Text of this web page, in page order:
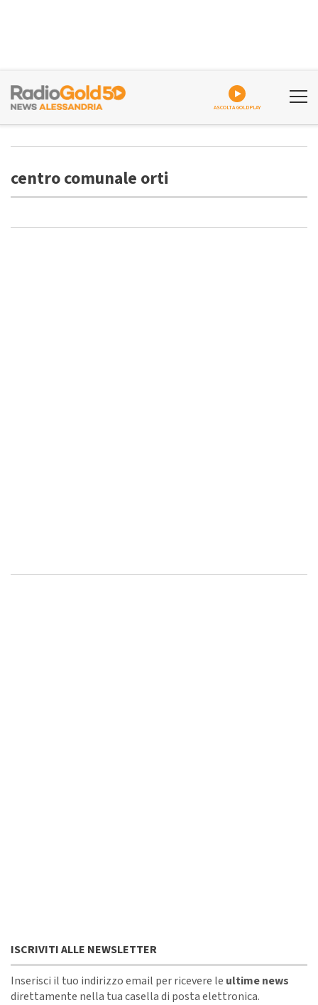
ASCOLTA GOLDPLAY
centro comunale orti
ISCRIVITI ALLE NEWSLETTER
Inserisci il tuo indirizzo email per ricevere le ultime news
direttamente nella tua casella di posta elettronica.